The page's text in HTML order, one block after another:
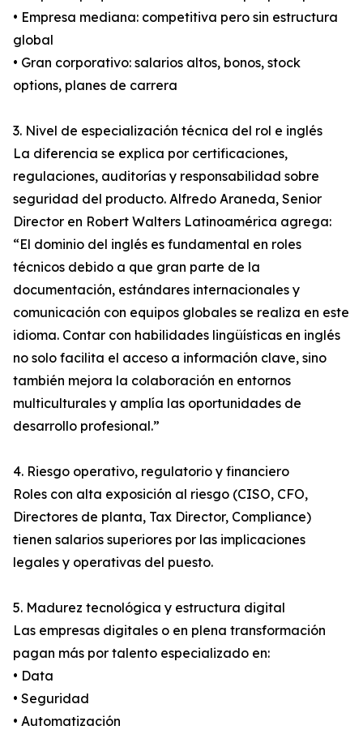
• Empresa mediana: competitiva pero sin estructura
global
• Gran corporativo: salarios altos, bonos, stock
options, planes de carrera
3. Nivel de especialización técnica del rol e inglés
La diferencia se explica por certificaciones,
regulaciones, auditorías y responsabilidad sobre
seguridad del producto. Alfredo Araneda, Senior
Director en Robert Walters Latinoamérica agrega:
“El dominio del inglés es fundamental en roles
técnicos debido a que gran parte de la
documentación, estándares internacionales y
comunicación con equipos globales se realiza en este
idioma. Contar con habilidades lingüísticas en inglés
no solo facilita el acceso a información clave, sino
también mejora la colaboración en entornos
multiculturales y amplía las oportunidades de
desarrollo profesional.”
4. Riesgo operativo, regulatorio y financiero
Roles con alta exposición al riesgo (CISO, CFO,
Directores de planta, Tax Director, Compliance)
tienen salarios superiores por las implicaciones
legales y operativas del puesto.
5. Madurez tecnológica y estructura digital
Las empresas digitales o en plena transformación
pagan más por talento especializado en:
• Data
• Seguridad
• Automatización